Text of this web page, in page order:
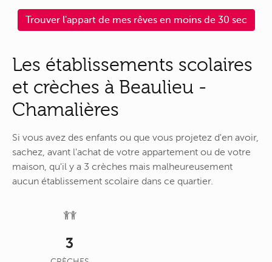
Trouver l'appart de mes rêves en moins de 30 sec
Les établissements scolaires
et crèches à Beaulieu -
Chamalières
Si vous avez des enfants ou que vous projetez d'en avoir,
sachez, avant l'achat de votre appartement ou de votre
maison, qu'il y a 3 crèches mais malheureusement
aucun établissement scolaire dans ce quartier.
3